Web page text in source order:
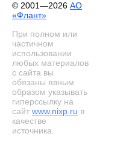
© 2001—2026 АО
«Флант»
При полном или
частичном
использовании
любых материалов
с сайта вы
обязаны явным
образом указывать
гиперссылку на
сайт www.nixp.ru в
качестве
источника.